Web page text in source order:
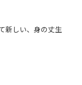
新しい、身の丈生